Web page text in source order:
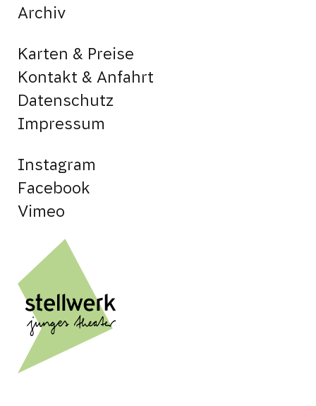
Archiv
Karten & Preise
Kontakt & Anfahrt
Datenschutz
Impressum
Instagram
Facebook
Vimeo